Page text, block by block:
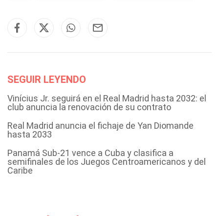
SEGUIR LEYENDO
Vinícius Jr. seguirá en el Real Madrid hasta 2032: el
club anuncia la renovación de su contrato
Real Madrid anuncia el fichaje de Yan Diomande
hasta 2033
Panamá Sub-21 vence a Cuba y clasifica a
semifinales de los Juegos Centroamericanos y del
Caribe